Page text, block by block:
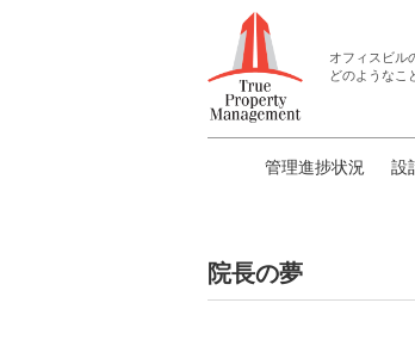
オフィスビル
どのようなこ
管理進捗状況 設
院長の夢